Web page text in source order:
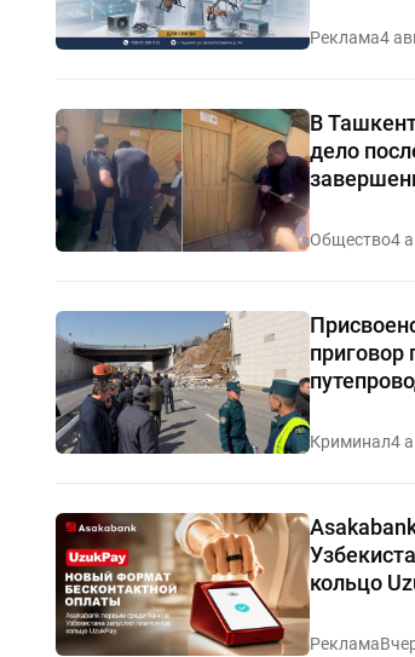
Реклама4
В
дело
видео
Общество4
приговор
Криминал4
кольцо
Реклама